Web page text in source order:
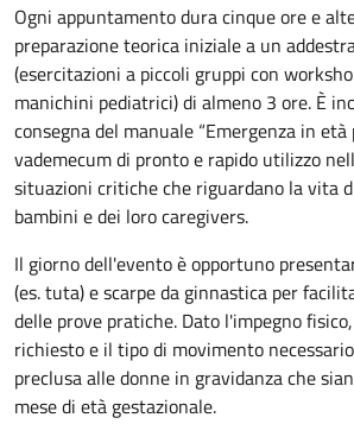
Ogni appuntamento dura cinque ore e
preparazione teorica iniziale a un
(esercitazioni a piccoli gruppi con
manichini pediatrici) di almeno 3 ore. È
consegna del manuale “Emergenza in età
vademecum di pronto e rapido utilizzo
situazioni critiche che riguardano la vita
bambini e dei loro caregivers.
Il giorno dell'evento è opportuno
(es. tuta) e scarpe da ginnastica per
delle prove pratiche. Dato l'impegno
richiesto e il tipo di movimento
preclusa alle donne in gravidanza che
mese di età gestazionale.